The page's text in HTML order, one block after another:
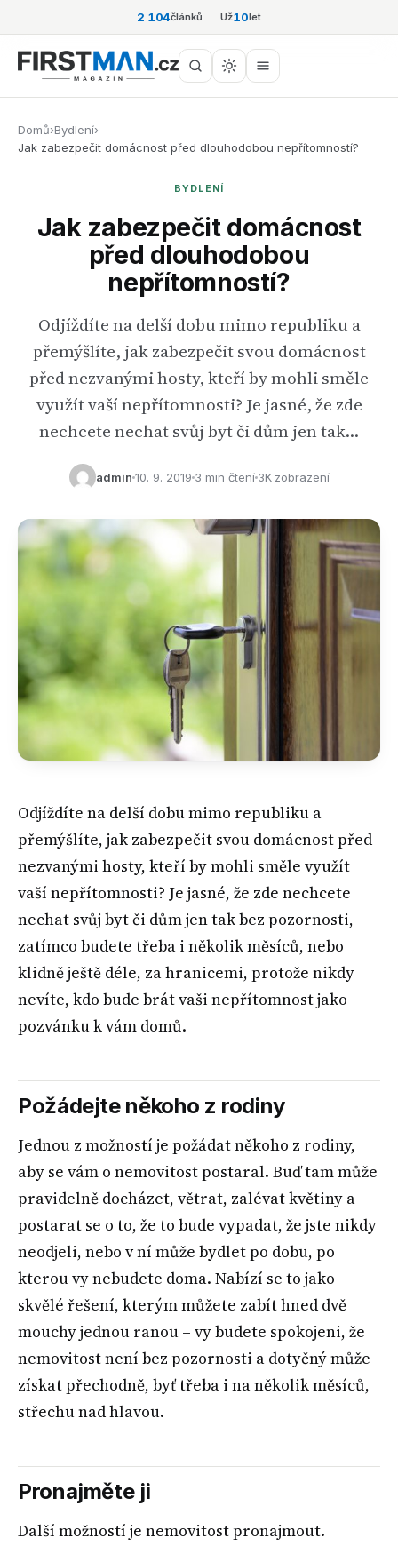
2 104článků Už10let
Domů›Bydlení›
Jak zabezpečit domácnost před dlouhodobou nepřítomností?
BYDLENÍ
Jak zabezpečit domácnost
před dlouhodobou
nepřítomností?
Odjíždíte na delší dobu mimo republiku a
přemýšlíte, jak zabezpečit svou domácnost
před nezvanými hosty, kteří by mohli směle
využít vaší nepřítomnosti? Je jasné, že zde
nechcete nechat svůj byt či dům jen tak…
admin 10. 9. 2019 3 min čtení3K zobrazení
Odjíždíte na delší dobu mimo republiku a
přemýšlíte, jak zabezpečit svou domácnost před
nezvanými hosty, kteří by mohli směle využít
vaší nepřítomnosti? Je jasné, že zde nechcete
nechat svůj byt či dům jen tak bez pozornosti,
zatímco budete třeba i několik měsíců, nebo
klidně ještě déle, za hranicemi, protože nikdy
nevíte, kdo bude brát vaši nepřítomnost jako
pozvánku k vám domů.
Požádejte někoho z rodiny
Jednou z možností je požádat někoho z rodiny,
aby se vám o nemovitost postaral. Buď tam může
pravidelně docházet, větrat, zalévat květiny a
postarat se o to, že to bude vypadat, že jste nikdy
neodjeli, nebo v ní může bydlet po dobu, po
kterou vy nebudete doma. Nabízí se to jako
skvělé řešení, kterým můžete zabít hned dvě
mouchy jednou ranou – vy budete spokojeni, že
nemovitost není bez pozornosti a dotyčný může
získat přechodně, byť třeba i na několik měsíců,
střechu nad hlavou.
Pronajměte ji
Další možností je nemovitost pronajmout.